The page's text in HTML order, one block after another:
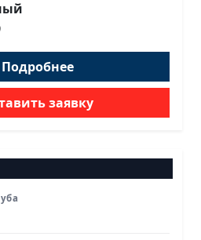
Подробнее
заявку